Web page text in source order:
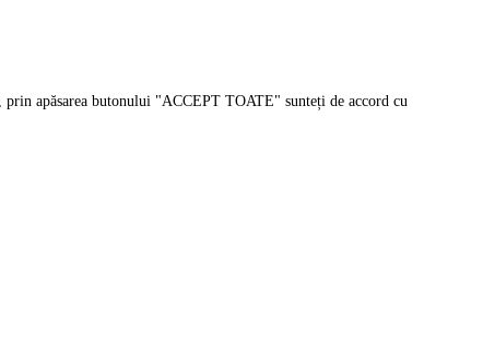
apăsarea butonului "ACCEPT TOATE" sunteți de accord cu